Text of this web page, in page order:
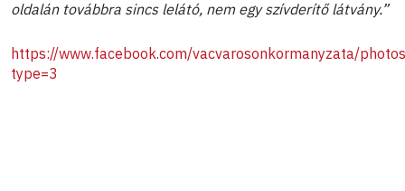
oldalán továbbra sincs lelátó, nem egy szívderítő látvány.”
https://www.facebook.com/vacvarosonkormanyzata/
type=3